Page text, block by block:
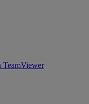
TeamViewer